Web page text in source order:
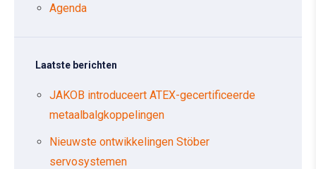
Agenda
Laatste berichten
JAKOB introduceert ATEX-gecertificeerde
metaalbalgkoppelingen
Nieuwste ontwikkelingen Stöber
servosystemen